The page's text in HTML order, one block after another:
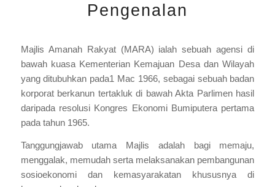
Pengenalan
Majlis Amanah Rakyat (MARA) ialah sebuah agensi di
bawah kuasa Kementerian Kemajuan Desa dan Wilayah
yang ditubuhkan pada1 Mac 1966, sebagai sebuah badan
korporat berkanun tertakluk di bawah Akta Parlimen hasil
daripada resolusi Kongres Ekonomi Bumiputera pertama
pada tahun 1965.
Tanggungjawab utama Majlis adalah bagi memaju,
menggalak, memudah serta melaksanakan pembangunan
sosioekonomi dan kemasyarakatan khususnya di